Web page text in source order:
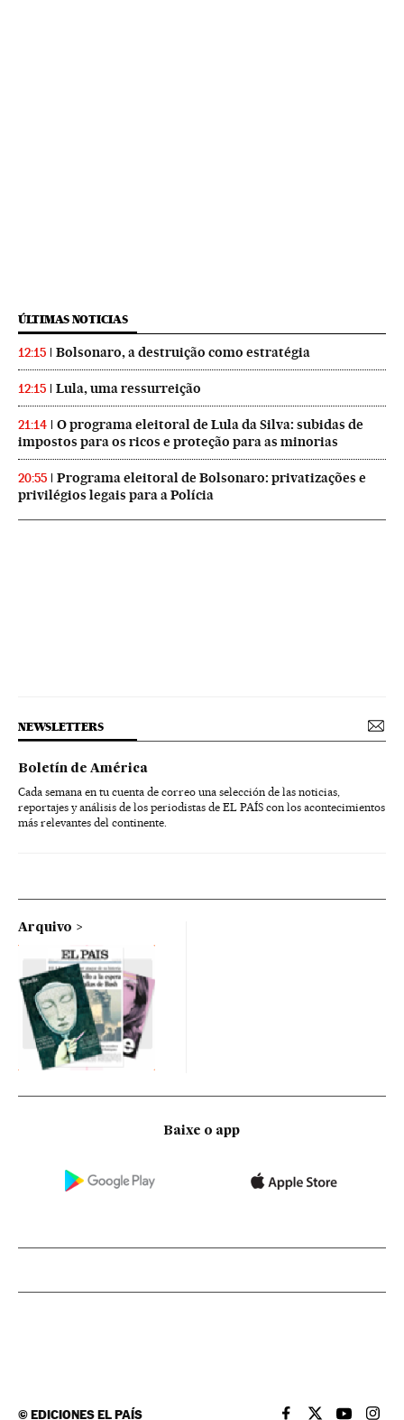
ÚLTIMAS NOTICIAS
12:15 Bolsonaro, a destruição como estratégia
12:15 Lula, uma ressurreição
21:14
O programa eleitoral de Lula da Silva: subidas de
impostos para os ricos e proteção para as minorias
20:55
Programa eleitoral de Bolsonaro: privatizações e
privilégios legais para a Polícia
NEWSLETTERS
Boletín de América
Cada semana en tu cuenta de correo una selección de las noticias,
reportajes y análisis de los periodistas de EL PAÍS con los acontecimientos
más relevantes del continente.
Arquivo
Baixe o app
©EDICIONES EL PAÍS